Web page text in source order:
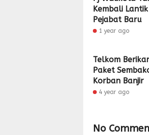
Kembali
Pejabat Baru
1 year ago
Telkom
Paket
Korban Banjir
4 year ago
No